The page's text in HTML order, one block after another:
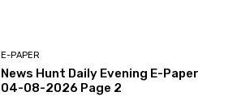
E-PAPER
News Hunt Daily Evening E-Paper
04-08-2026 Page 2